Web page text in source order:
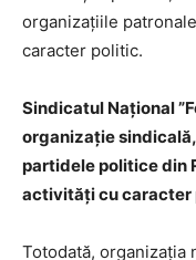
organizaţiile
caracter politic.
Sindicatul Național
organizație
partidele politice din
activităţi cu caracter
Totodată, organizația